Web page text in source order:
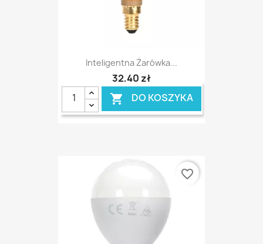
Inteligentna Żarówka...
32,40 zł
 DO KOSZYKA
favorite_border